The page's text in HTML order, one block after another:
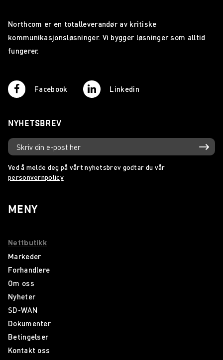
Northcom er en totalleverandør av kritiske
kommunikasjonsløsninger. Vi bygger løsninger som alltid
fungerer.
Facebook Linkedin
NYHETSBREV
Ved å melde deg på vårt nyhetsbrev godtar du vår
personvernpolicy
MENY
Nettbutikk
Markeder
Forhandlere
Om oss
Nyheter
SD-WAN
Dokumenter
Betingelser
Kontakt oss